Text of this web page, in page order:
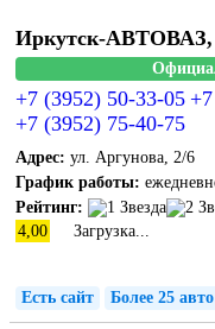
Иркутск-АВТОВАЗ,
+7 (3952) 50-33-05
+7 (3952) 75-40-75
Адрес: ул. Аргунова, 2/6
График работы:
Рейтинг:
4,00
Загрузка...
Есть сайт Более 25 авто